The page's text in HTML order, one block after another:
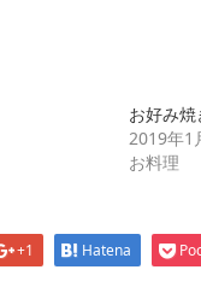
お好み焼
2019年1
お料理
+1 Hatena